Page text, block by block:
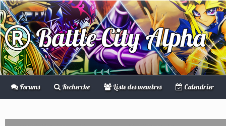
Battle City Alpha
Forums Recherche Liste des membres Calendrier